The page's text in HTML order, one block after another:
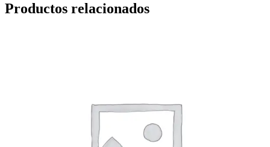
Productos relacionados